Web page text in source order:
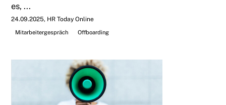
es, ...
24.09.2025 HR Today Online
Mitarbeitergespräch
Offboarding